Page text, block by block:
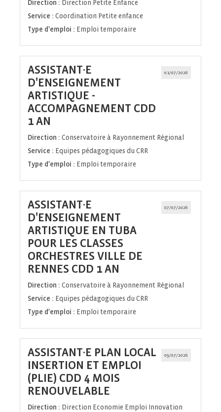
Direction : Direction Petite Enfance
Service : Coordination Petite enfance
Type d'emploi : Emploi temporaire
01/07/2026
ASSISTANT·E
D'ENSEIGNEMENT
ARTISTIQUE -
ACCOMPAGNEMENT CDD
1 AN
fenêtre)
Direction : Conservatoire à Rayonnement Régional
Service : Equipes pédagogiques du CRR
Type d'emploi : Emploi temporaire
07/07/2026
ASSISTANT·E
D'ENSEIGNEMENT
ARTISTIQUE EN TUBA
POUR LES CLASSES
ORCHESTRES VILLE DE
RENNES CDD 1 AN
fenêtre)
Direction : Conservatoire à Rayonnement Régional
Service : Equipes pédagogiques du CRR
Type d'emploi : Emploi temporaire
09/07/2026
ASSISTANT·E PLAN LOCAL
INSERTION ET EMPLOI
(PLIE) CDD 4 MOIS
RENOUVELABLE
fenêtre)
Direction : Direction Economie Emploi Innovation